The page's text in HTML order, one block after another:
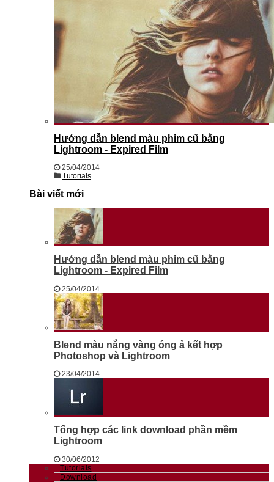
Hướng dẫn blend màu phim cũ bằng
Lightroom - Expired Film
25/04/2014
Tutorials
Bài viết mới
Hướng dẫn blend màu phim cũ bằng
Lightroom - Expired Film
25/04/2014
Blend màu nắng vàng óng ả kết hợp
Photoshop và Lightroom
23/04/2014
Tổng hợp các link download phần mềm
Lightroom
30/06/2012
Tutorials
Download